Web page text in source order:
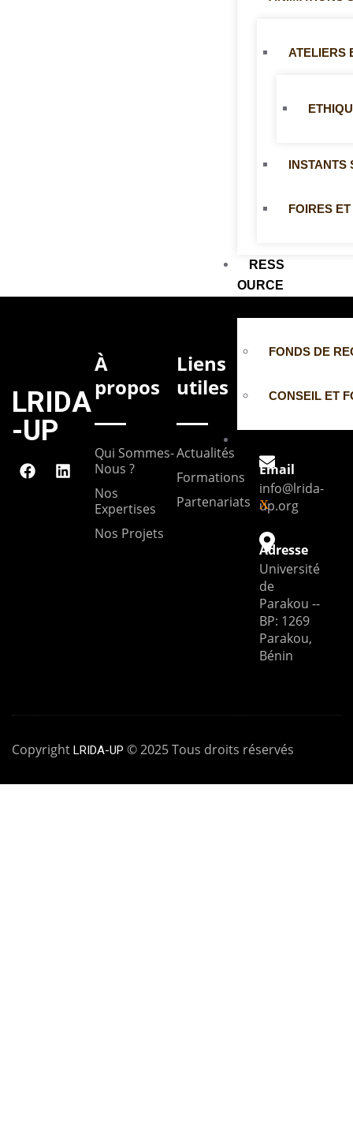
ATELIERS
INSTANTS
FOIRES
RESS
OURCE
FONDS DE
CONSEIL ET
X
LRIDA
-UP
À
propos
Qui Sommes-
Nous ?
Nos
Expertises
Nos Projets
Liens
utiles
Actualités
Formations
Partenariats
Contact
Email
info@lrida-
up.org
Adresse
Université
de
Parakou --
BP: 1269
Parakou,
Bénin
Copyright LRIDA-UP © 2025 Tous droits réservés